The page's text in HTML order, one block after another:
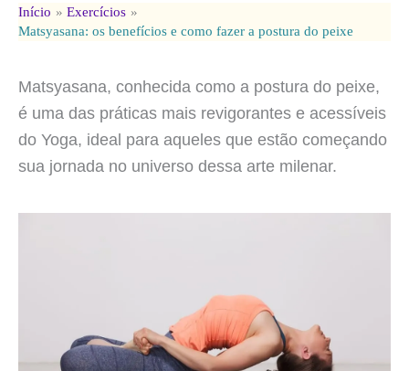
Início
Exercícios
Matsyasana: os benefícios e como fazer a postura do peixe
Matsyasana, conhecida como a postura do peixe,
é uma das práticas mais revigorantes e acessíveis
do Yoga, ideal para aqueles que estão começando
sua jornada no universo dessa arte milenar.